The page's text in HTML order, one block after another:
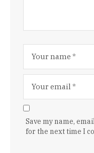
Save my name,
for the next time I